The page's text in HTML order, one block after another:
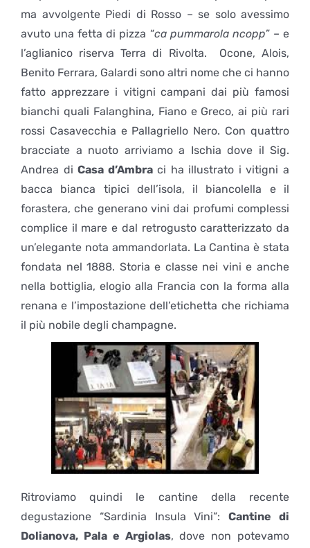
ma avvolgente Piedi di Rosso – se solo avessimo
avuto una fetta di pizza “ca pummarola ncopp” – e
l’aglianico riserva Terra di Rivolta. Ocone, Alois,
Benito Ferrara, Galardi sono altri nome che ci hanno
fatto apprezzare i vitigni campani dai più famosi
bianchi quali Falanghina, Fiano e Greco, ai più rari
rossi Casavecchia e Pallagriello Nero. Con quattro
bracciate a nuoto arriviamo a Ischia dove il Sig.
Andrea diCasa d’Ambraci ha illustrato i vitigni a
bacca bianca tipici dell’isola, il biancolella e il
forastera, che generano vini dai profumi complessi
complice il mare e dal retrogusto caratterizzato da
un’elegante nota ammandorlata. La Cantina è stata
fondata nel 1888. Storia e classe nei vini e anche
nella bottiglia, elogio alla Francia con la forma alla
renana e l’impostazione dell’etichetta che richiama
il più nobile degli champagne.
Ritroviamo quindi le cantine della recente
degustazione “Sardinia Insula Vini”:Cantine di
Dolianova, Pala e Argiolas, dove non potevamo